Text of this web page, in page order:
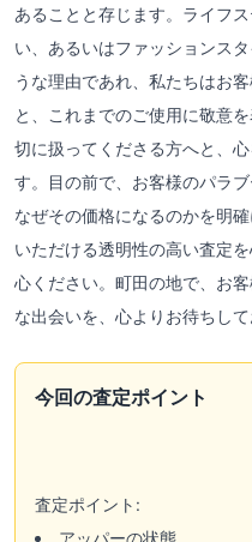
あることと存じます。ライフ
い、あるいはファッションス
うな理由であれ、私たちはお
と、これまでのご使用に敬意
切に扱ってくださる方へと、
す。目の前で、お客様のパラ
なぜその価格になるのかを明
いただける透明性の高い査定
心ください。町田の地で、お
な出会いを、心よりお待ちして
今回の査定ポイント
査定ポイント:
アッパーの状態